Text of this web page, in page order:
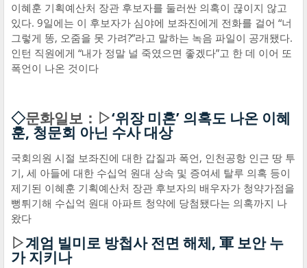
이혜훈 기획예산처 장관 후보자를 둘러싼 의혹이 끊이지 않고
있다. 9일에는 이 후보자가 심야에 보좌진에게 전화를 걸어 “너
그렇게 똥, 오줌을 못 가려?”라고 말하는 녹음 파일이 공개됐다.
인턴 직원에게 “내가 정말 널 죽였으면 좋겠다”고 한 데 이어 또
폭언이 나온 것이다
◇문화일보：▷‘위장 미혼’ 의혹도 나온 이혜
훈, 청문회 아닌 수사 대상
국회의원 시절 보좌진에 대한 갑질과 폭언, 인천공항 인근 땅 투
기, 세 아들에 대한 수십억 원대 상속 및 증여세 탈루 의혹 등이
제기된 이혜훈 기획예산처 장관 후보자의 배우자가 청약가점을
뻥튀기해 수십억 원대 아파트 청약에 당첨됐다는 의혹까지 나
왔다
▷계엄 빌미로 방첩사 전면 해체, 軍 보안 누
가 지키나